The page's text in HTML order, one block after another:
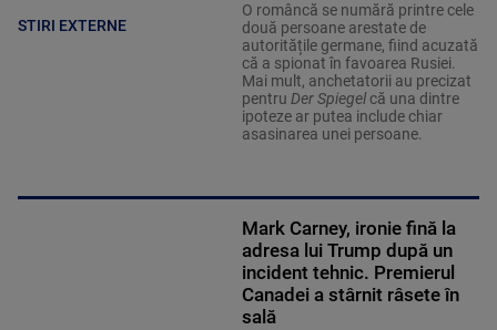
STIRI EXTERNE
O româncă se numără printre cele
două persoane arestate de
autoritățile germane, fiind acuzată
că a spionat în favoarea Rusiei.
Mai mult, anchetatorii au precizat
pentru Der Spiegelcă una dintre
ipoteze ar putea include chiar
asasinarea unei persoane.
Mark Carney, ironie fină la
adresa lui Trump după un
incident tehnic. Premierul
Canadei a stârnit râsete în
sală